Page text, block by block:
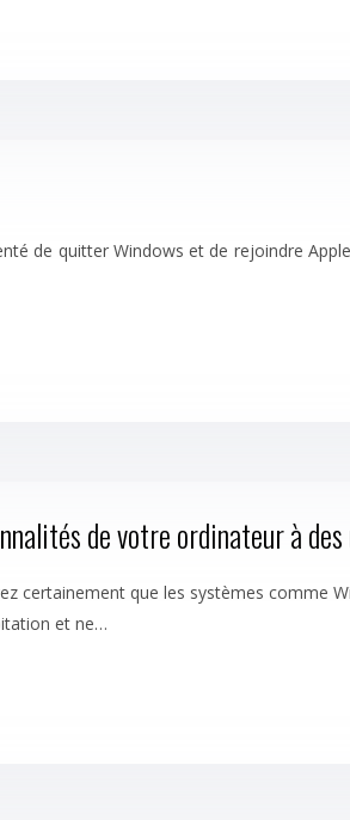
de quitter Windows et de rejoindre
de votre ordinateur à
certainement que les systèmes comme
et ne…